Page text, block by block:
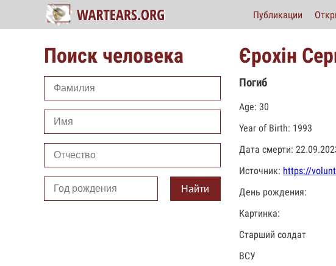
Публикации
Поиск человека
Найти
Єрохін
Погиб
Age: 30
Year of Birth: 1993
Дата смерти:
Источник: https://
День рождения:
Картинка:
Старший солдат
ВСУ